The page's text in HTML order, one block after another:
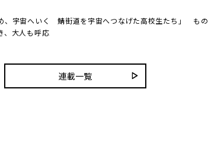
め、宇宙へいく 鯖街道を宇宙へつなげた高校生たち」 もの
、大人も呼応
連載一覧